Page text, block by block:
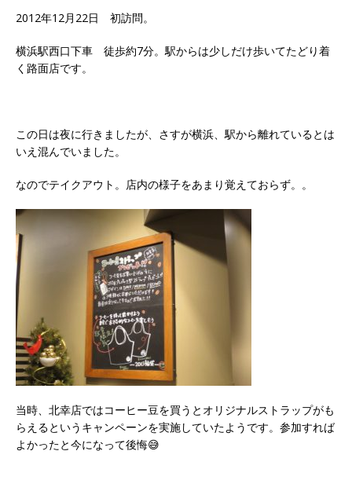
2012年12月22日 初訪問。
横浜駅西口下車 徒歩約7分。駅からは少しだけ歩いてたどり着
く路面店です。
この日は夜に行きましたが、さすが横浜、駅から離れているとは
いえ混んでいました。
なのでテイクアウト。店内の様子をあまり覚えておらず。。
当時、北幸店ではコーヒー豆を買うとオリジナルストラップがも
らえるというキャンペーンを実施していたようです。参加すれば
よかったと今になって後悔😅